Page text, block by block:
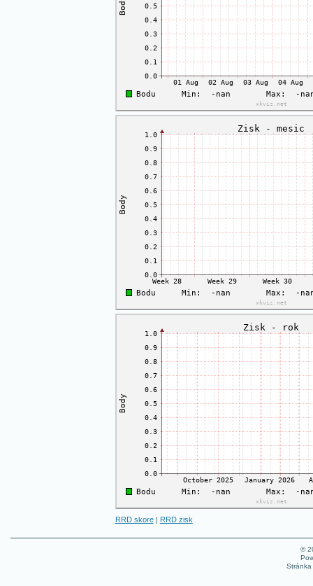
RRD skore| RRD zisk
©